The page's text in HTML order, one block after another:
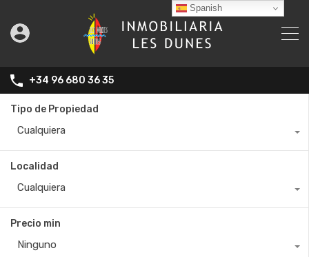
+34 96 680 36 35
Tipo de Propiedad
Cualquiera
Localidad
Cualquiera
Precio min
Ninguno
Spanish